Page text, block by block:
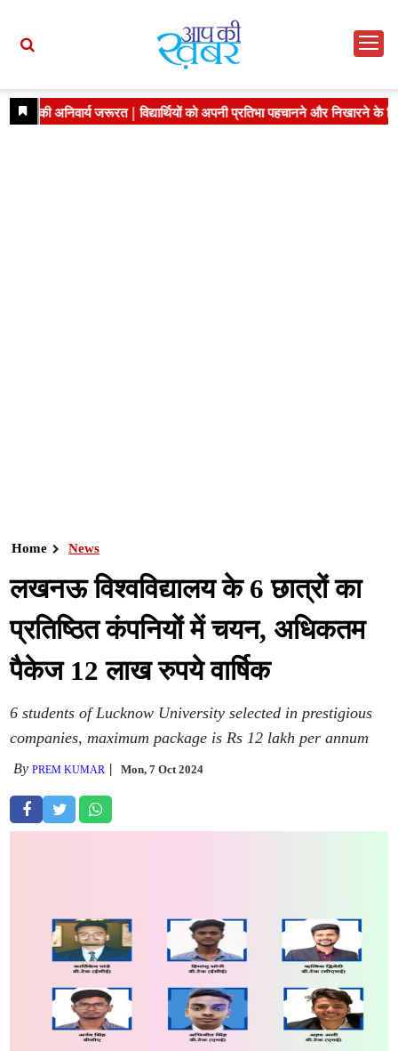
Home News
लखनऊ विश्वविद्यालय के 6 छात्रों का
प्रतिष्ठित कंपनियों में चयन, अधिकतम
पैकेज 12 लाख रुपये वार्षिक
6 students of Lucknow University selected in prestigious
companies, maximum package is Rs 12 lakh per annum
ByPREM KUMAR Mon, 7 Oct 2024